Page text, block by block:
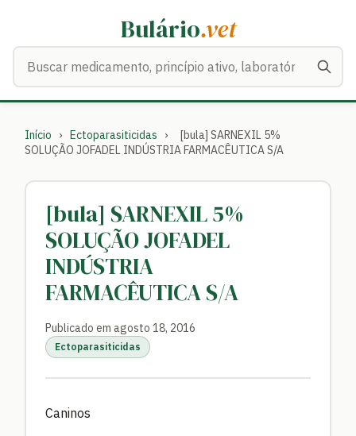
Bulário.vet
Início › Ectoparasiticidas ›
[bula] SARNEXIL 5%
SOLUÇÃO JOFADEL INDÚSTRIA FARMACÊUTICA S/A
[bula] SARNEXIL 5%
SOLUÇÃO JOFADEL
INDÚSTRIA
FARMACÊUTICA S/A
Publicado em agosto 18, 2016
Ectoparasiticidas
Caninos